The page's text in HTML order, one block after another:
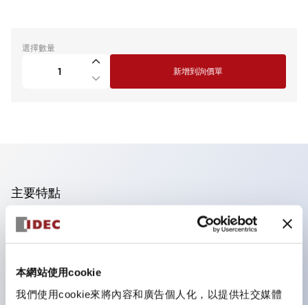
本網站使用cookie
我們使用cookie來將內容和廣告個人化，以提供社交媒體
選擇數量
新增到詢價單
主要特點
可進行集合密著安裝
附鎖選擇開關採用高安全性的彈子鎖結構
防護結構為IP65（IEC60529）